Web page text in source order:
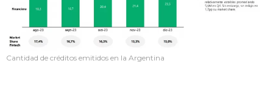
Cantidad de créditos emitidos en la Argentina